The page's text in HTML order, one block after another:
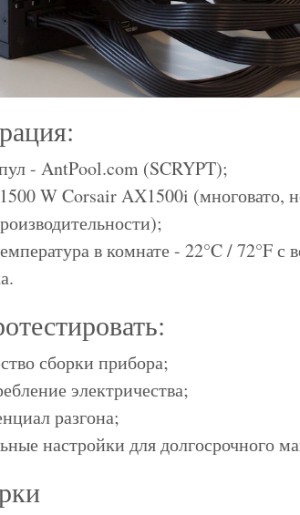
- AntPool.com (SCRYPT);
W Corsair AX1500i (многовато,
в комнате - 22°C / 72°F с
сборки прибора;
электричества;
разгона;
настройки для долгосрочного